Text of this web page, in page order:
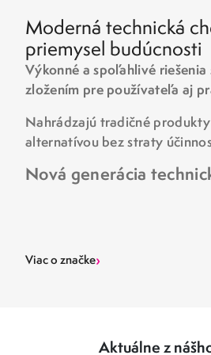
Moderná technická
priemysel budúcnosti
Výkonné a spoľahlivé riešenia
zložením pre používateľa aj
Nahrádzajú tradičné
alternatívou bez straty
Nová generácia
Viac o značke›
Aktuálne z